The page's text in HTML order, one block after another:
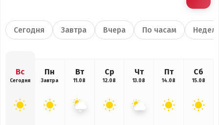
Сегодня Завтра Вчера По часам
Вс
Сегодня
Пн
Завтра
Вт
11.08
Ср
12.08
Чт
13.08
Пт
14.08
Сб
15.08